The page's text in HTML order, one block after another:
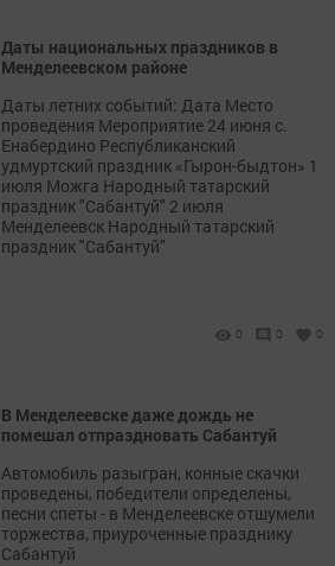
Даты национальных праздников в
Менделеевском районе
Даты летних событий: Дата Место
проведения Мероприятие 24 июня с.
Енабердино Республиканский
удмуртский праздник «Гырон-быдтон» 1
июля Можга Народный татарский
праздник "Сабантуй" 2 июля
Менделеевск Народный татарский
праздник "Сабантуй"
0 0 0
В Менделеевске даже дождь не
помешал отпраздновать Сабантуй
Автомобиль разыгран, конные скачки
проведены, победители определены,
песни спеты - в Менделеевске отшумели
торжества, приуроченные празднику
Сабантуй